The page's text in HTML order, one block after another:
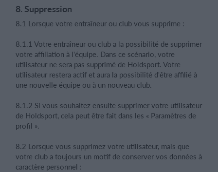
8. Suppression
8.1 Lorsque votre entraîneur ou club vous supprime :
8.1.1 Votre entraîneur ou club a la possibilité de supprimer
votre affiliation à l'équipe. Dans ce scénario, votre
utilisateur ne sera pas supprimé de Holdsport. Votre
utilisateur restera actif et aura la possibilité d'être affilié à
une nouvelle équipe ou à un nouveau club.
8.1.2 Si vous souhaitez ensuite supprimer votre utilisateur
de Holdsport, cela peut être fait dans les « Paramètres de
profil ».
8.2 Lorsque vous supprimez votre utilisateur, mais que
votre club a toujours un motif de conserver vos données à
caractère personnel :